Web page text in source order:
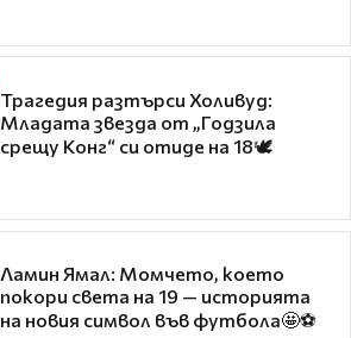
Трагедия разтърси Холивуд:
Младата звезда от „Годзила
срещу Конг“ си отиде на 18🕊️
Ламин Ямал: Момчето, което
покори света на 19 — историята
на новия символ във футбола🤩⚽